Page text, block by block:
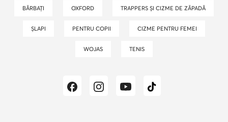
BĂRBAȚI OXFORD TRAPPERS ȘI CIZME DE ZĂPADĂ
ȘLAPI PENTRU COPII CIZME PENTRU FEMEI
WOJAS TENIS